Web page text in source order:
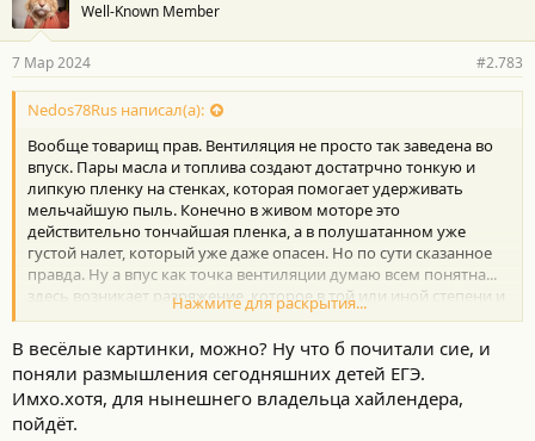
Well-Known Member
7 Мар 2024 #2.783
Nedos78Rus написал(а):
Вообще товарищ прав. Вентиляция не просто так заведена во
впуск. Пары масла и топлива создают достатрчно тонкую и
липкую пленку на стенках, которая помогает удерживать
мельчайшую пыль. Конечно в живом моторе это
действительно тончайшая пленка, а в полушатанном уже
густой налет, который уже даже опасен. Но по сути сказанное
правда. Ну а впус как точка вентиляции думаю всем понятна...
здесь возникает разряжение, которое в той или иной степени и
помогает интенсивной вентиляции.
Нажмите для раскрытия...
В весёлые картинки, можно? Ну что б почитали сие, и
поняли размышления сегодняшних детей ЕГЭ.
Имхо.хотя, для нынешнего владельца хайлендера,
пойдёт.